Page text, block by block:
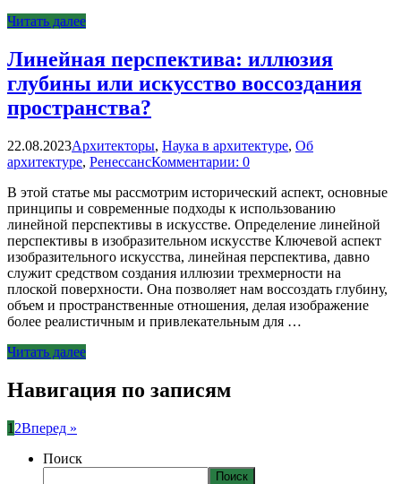
Читать далее
Линейная перспектива: иллюзия
глубины или искусство воссоздания
пространства?
22.08.2023Архитекторы, Наука в архитектуре, Об
архитектуре, РенессансКомментарии: 0
В этой статье мы рассмотрим исторический аспект, основные
принципы и современные подходы к использованию
линейной перспективы в искусстве. Определение линейной
перспективы в изобразительном искусстве Ключевой аспект
изобразительного искусства, линейная перспектива, давно
служит средством создания иллюзии трехмерности на
плоской поверхности. Она позволяет нам воссоздать глубину,
объем и пространственные отношения, делая изображение
более реалистичным и привлекательным для …
Читать далее
Навигация по записям
1 2Вперед »
Поиск
Поиск